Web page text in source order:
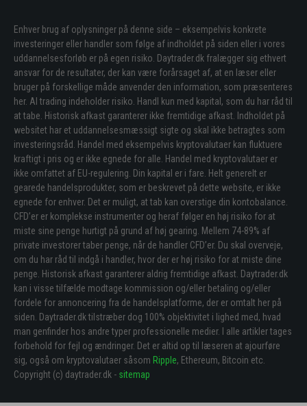
Enhver brug af oplysninger på denne side – eksempelvis konkrete
investeringer eller handler som følge af indholdet på siden eller i vores
uddannelsesforløb er på egen risiko. Daytrader.dk fralægger sig ethvert
ansvar for de resultater, der kan være forårsaget af, at en læser eller
bruger på forskellige måde anvender den information, som præsenteres
her. Al trading indeholder risiko. Handl kun med kapital, som du har råd til
at tabe. Historisk afkast garanterer ikke fremtidige afkast. Indholdet på
websitet har et uddannelsesmæssigt sigte og skal ikke betragtes som
investeringsråd. Handel med eksempelvis kryptovalutaer kan fluktuere
kraftigt i pris og er ikke egnede for alle. Handel med kryptovalutaer er
ikke omfattet af EU-regulering. Din kapital er i fare. Helt generelt er
gearede handelsprodukter, som er beskrevet på dette website, er ikke
egnede for enhver. Det er muligt, at tab kan overstige din kontobalance.
CFD’er er komplekse instrumenter og heraf følger en høj risiko for at
miste sine penge hurtigt på grund af høj gearing. Mellem 74-89% af
private investorer taber penge, når de handler CFD’er. Du skal overveje,
om du har råd til indgå i handler, hvor der er høj risiko for at miste dine
penge. Historisk afkast garanterer aldrig fremtidige afkast. Daytrader.dk
kan i visse tilfælde modtage kommission og/eller betaling og/eller
fordele for annoncering fra de handelsplatforme, der er omtalt her på
siden. Daytrader.dk tilstræber dog 100% objektivitet i lighed med, hvad
man genfinder hos andre typer professionelle medier. I alle artikler tages
forbehold for fejl og ændringer. Det er altid op til læseren at ajourføre
sig, også om kryptovalutaer såsom Ripple, Ethereum, Bitcoin etc.
Copyright (c) daytrader.dk - sitemap